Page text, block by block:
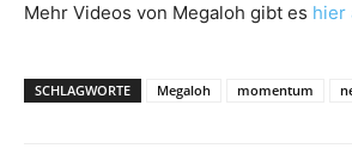
Mehr Videos von Megaloh gibt es hier
SCHLAGWORTE Megaloh momentum